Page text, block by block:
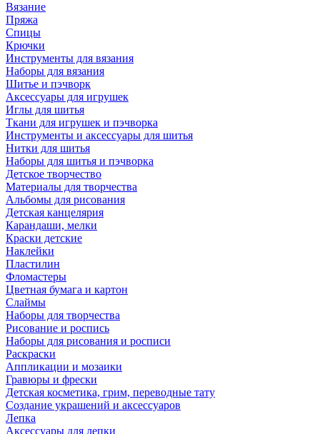
Вязание
Пряжа
Спицы
Крючки
Инструменты для вязания
Наборы для вязания
Шитье и пэчворк
Аксессуары для игрушек
Иглы для шитья
Ткани для игрушек и пэчворка
Инструменты и аксессуары для шитья
Нитки для шитья
Наборы для шитья и пэчворка
Детское творчество
Материалы для творчества
Альбомы для рисования
Детская канцелярия
Карандаши, мелки
Краски детские
Наклейки
Пластилин
Фломастеры
Цветная бумага и картон
Слаймы
Наборы для творчества
Рисование и роспись
Наборы для рисования и росписи
Раскраски
Аппликации и мозаики
Гравюры и фрески
Детская косметика, грим, переводные тату
Создание украшений и аксессуаров
Лепка
Аксессуары для лепки